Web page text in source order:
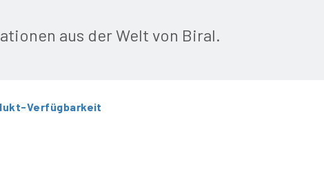
aus der Welt von Biral.
Verfügbarkeit